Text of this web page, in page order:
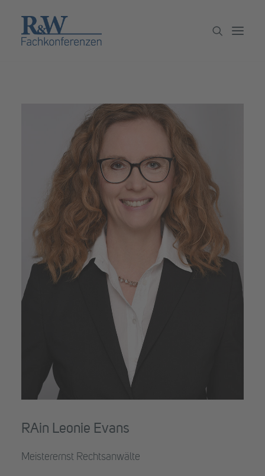
Partner werden
Archiv
RAin Leonie Evans
Meisterernst Rechtsanwälte